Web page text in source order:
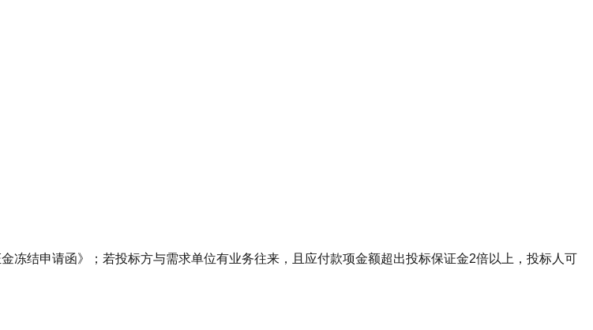
冻结申请函》；若投标方与需求单位有业务往来，且应付款项金额超出投标保证金2倍以上，投标人可